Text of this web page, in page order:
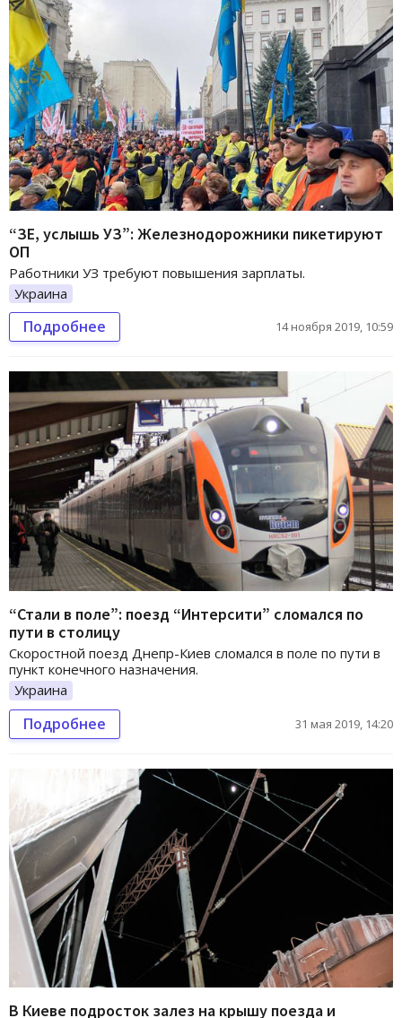
“ЗЕ, услышь УЗ”: Железнодорожники пикетируют
ОП
Работники УЗ требуют повышения зарплаты.
Украина
Подробнее 14 ноября 2019, 10:59
“Стали в поле”: поезд “Интерсити” сломался по
пути в столицу
Скоростной поезд Днепр-Киев сломался в поле по пути в
пункт конечного назначения.
Украина
Подробнее 31 мая 2019, 14:20
В Киеве подросток залез на крышу поезда и